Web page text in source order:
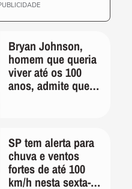
Bryan Johnson,
homem que queria
viver até os 100
anos, admite que
SP tem alerta para
chuva e ventos
fortes de até 100
km/h nesta sexta-